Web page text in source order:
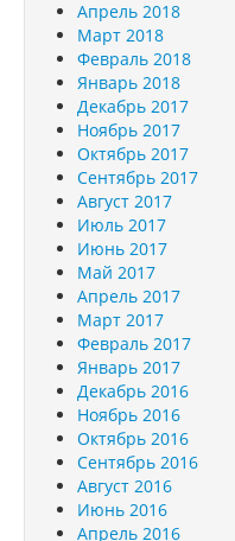
Апрель 2018
Март 2018
Февраль 2018
Январь 2018
Декабрь 2017
Ноябрь 2017
Октябрь 2017
Сентябрь 2017
Август 2017
Июль 2017
Июнь 2017
Май 2017
Апрель 2017
Март 2017
Февраль 2017
Январь 2017
Декабрь 2016
Ноябрь 2016
Октябрь 2016
Сентябрь 2016
Август 2016
Июнь 2016
Апрель 2016